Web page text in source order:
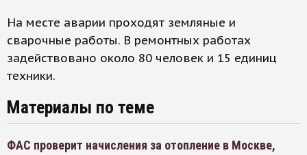
На месте аварии проходят земляные и
сварочные работы. В ремонтных работах
задействовано около 80 человек и 15 единиц
техники.
Материалы по теме
ФАС проверит начисления за отопление в Москве,